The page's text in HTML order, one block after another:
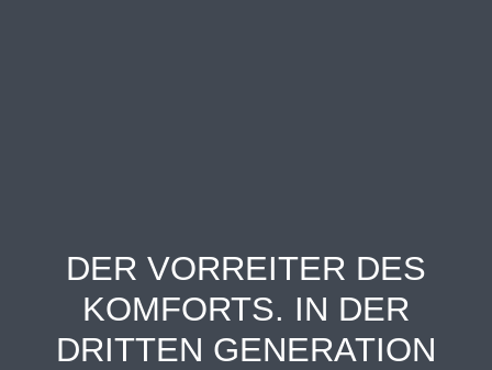
DER VORREITER DES
KOMFORTS. IN DER
DRITTEN GENERATION